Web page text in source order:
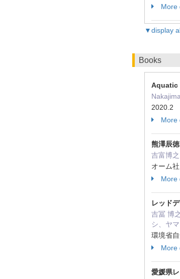
More
▼display
Books
Aquatic
2020.2
More
熊澤辰
吉富博
オーム
More
レッド
吉冨 博
シ、ヤ
環境省
More
愛媛県